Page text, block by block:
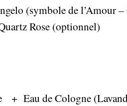
(symbole de l’Amour
Rose (optionnel)
+ Eau de Cologne